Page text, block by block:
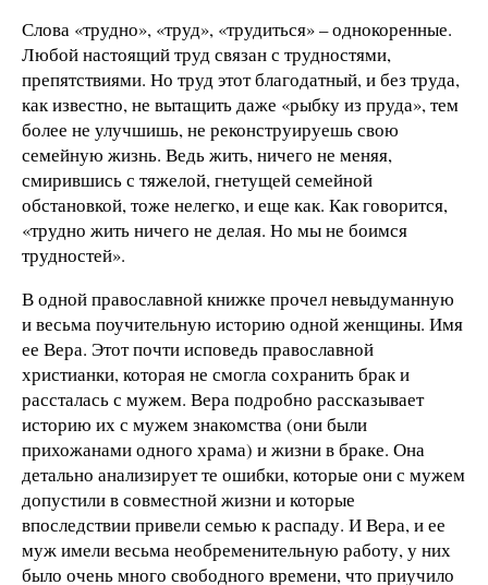
Слова «трудно», «труд», «трудиться» – однокоренные.
Любой настоящий труд связан с трудностями,
препятствиями. Но труд этот благодатный, и без труда,
как известно, не вытащить даже «рыбку из пруда», тем
более не улучшишь, не реконструируешь свою
семейную жизнь. Ведь жить, ничего не меняя,
смирившись с тяжелой, гнетущей семейной
обстановкой, тоже нелегко, и еще как. Как говорится,
«трудно жить ничего не делая. Но мы не боимся
трудностей».
В одной православной книжке прочел невыдуманную
и весьма поучительную историю одной женщины. Имя
ее Вера. Этот почти исповедь православной
христианки, которая не смогла сохранить брак и
рассталась с мужем. Вера подробно рассказывает
историю их с мужем знакомства (они были
прихожанами одного храма) и жизни в браке. Она
детально анализирует те ошибки, которые они с мужем
допустили в совместной жизни и которые
впоследствии привели семью к распаду. И Вера, и ее
муж имели весьма необременительную работу, у них
было очень много свободного времени, что приучило